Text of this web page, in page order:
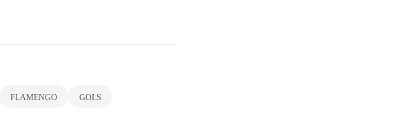
FLAMENGO
GOLS